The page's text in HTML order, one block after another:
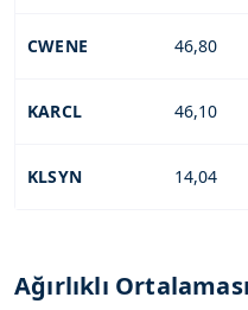
CWENE 46,80
KARCL 46,10
KLSYN 14,04
Ağırlıklı